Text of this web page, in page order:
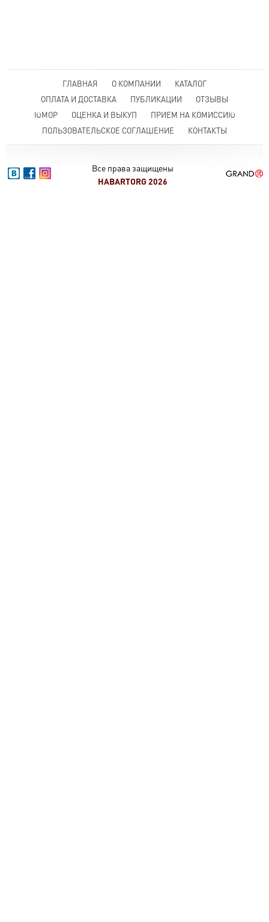
ГЛАВНАЯ О КОМПАНИИ
КАТАЛОГ
ОПЛАТА И ДОСТАВКА
ПУБЛИКАЦИИ
ОТЗЫВЫ
ЮМОР
ОЦЕНКА И ВЫКУП
ПРИЕМ НА КОМИССИЮ
ПОЛЬЗОВАТЕЛЬСКОЕ СОГЛАШЕНИЕ
КОНТАКТЫ
Все права защищены
HABARTORG 2026